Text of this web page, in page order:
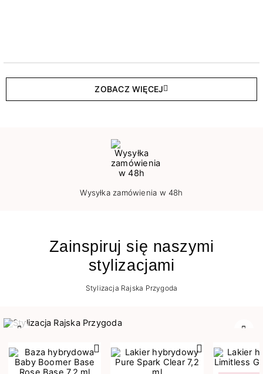
ZOBACZ WIĘCEJ
Wysyłka zamówienia w 48h
Zainspiruj się naszymi
stylizacjami
Stylizacja Rajska Przygoda